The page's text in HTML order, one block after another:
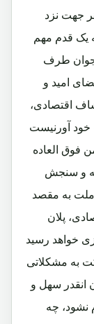
جهت نزد
یک قدم مهم
جوان طرف
امید و
اقتصادی،
خود آورنیست
فوق العاده
و سنجش
ملت به مقصد
پلان
خواهد رسید
به مشکلاتی
سهل و
نشود، چه